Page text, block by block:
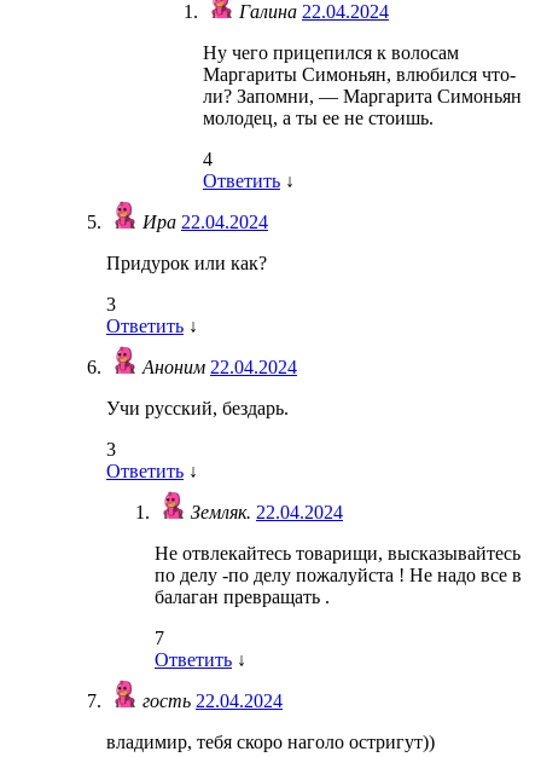
Галина 22.04.2024
Ну чего прицепился к волосам
Маргариты Симоньян, влюбился что-
ли? Запомни, — Маргарита Симоньян
молодец, а ты ее не стоишь.
4
Ответить ↓
Ира 22.04.2024
Придурок или как?
3
Ответить ↓
Аноним 22.04.2024
Учи русский, бездарь.
3
Ответить ↓
Земляк. 22.04.2024
Не отвлекайтесь товарищи, высказывайтесь
по делу -по делу пожалуйста ! Не надо все в
балаган превращать .
7
Ответить ↓
гость 22.04.2024
владимир, тебя скоро наголо остригут))